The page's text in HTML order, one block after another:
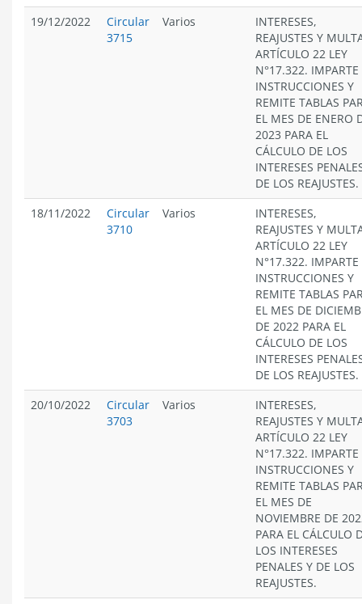
19/12/2022
Circular
3715
Varios
INTERESES,
REAJUSTES Y
ARTÍCULO 22 LEY
N°17.322. IMPARTE
INSTRUCCIONES Y
REMITE TABLAS
EL MES DE ENERO
2023 PARA EL
CÁLCULO DE LOS
INTERESES
DE LOS REAJUSTES.
18/11/2022
Circular
3710
Varios
INTERESES,
REAJUSTES Y
ARTÍCULO 22 LEY
N°17.322. IMPARTE
INSTRUCCIONES Y
REMITE TABLAS
EL MES DE
DE 2022 PARA EL
CÁLCULO DE LOS
INTERESES
DE LOS REAJUSTES.
20/10/2022
Circular
3703
Varios
INTERESES,
REAJUSTES Y
ARTÍCULO 22 LEY
N°17.322. IMPARTE
INSTRUCCIONES Y
REMITE TABLAS
EL MES DE
NOVIEMBRE DE
PARA EL CÁLCULO
LOS INTERESES
PENALES Y DE LOS
REAJUSTES.